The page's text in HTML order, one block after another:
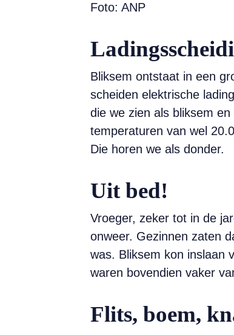
Foto: ANP
Bliksem ontstaat in een
scheiden elektrische
die we zien als bliksem
temperaturen van wel
Die horen we als donder.
Uit bed!
Vroeger, zeker tot in de
onweer. Gezinnen zaten
was. Bliksem kon inslaan
waren bovendien vaker
Flits, boem,